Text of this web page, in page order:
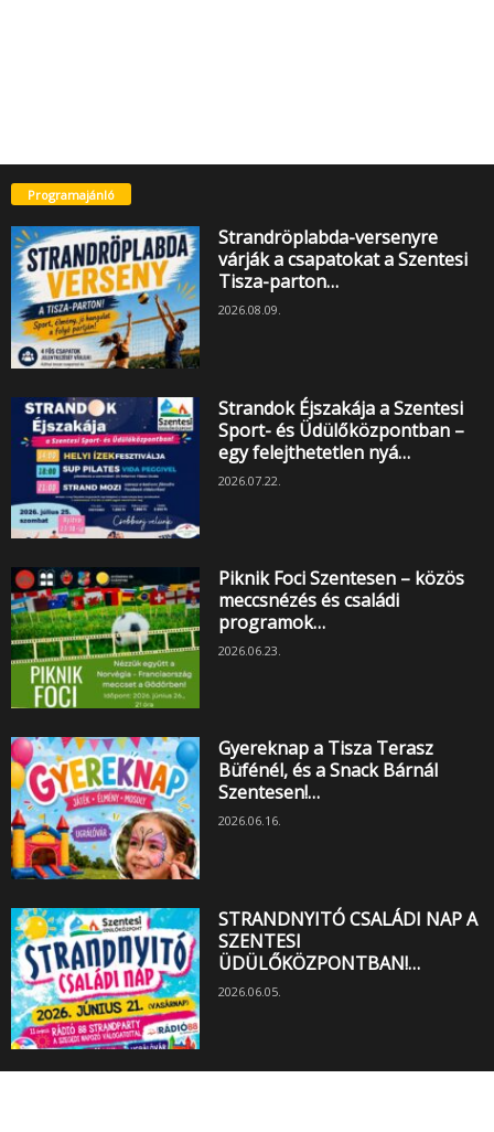
Programajánló
Strandröplabda-versenyre
várják a csapatokat a Szentesi
Tisza-parton…
2026.08.09.
Strandok Éjszakája a Szentesi
Sport- és Üdülőközpontban –
egy felejthetetlen nyá…
2026.07.22.
Piknik Foci Szentesen – közös
meccsnézés és családi
programok…
2026.06.23.
Gyereknap a Tisza Terasz
Büfénél, és a Snack Bárnál
Szentesen!…
2026.06.16.
STRANDNYITÓ CSALÁDI NAP A
SZENTESI
ÜDÜLŐKÖZPONTBAN!…
2026.06.05.